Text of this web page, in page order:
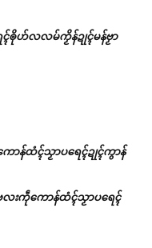
ေၚ်ၜိုဟ်လလမ်ကၟိန်ဍုၚ်မန်ဗၟာ
န်ထံၚ်သၟာပရေၚ်ဍုၚ်ကွာန်
ကဵုကောန်ထံၚ်သၟာပရေၚ်